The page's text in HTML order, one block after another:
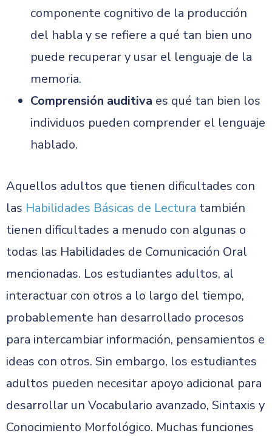
componente cognitivo de la producción
del habla y se refiere a qué tan bien uno
puede recuperar y usar el lenguaje de la
memoria.
Comprensión auditiva es qué tan bien los
individuos pueden comprender el lenguaje
hablado.
Aquellos adultos que tienen dificultades con
las Habilidades Básicas de Lectura también
tienen dificultades a menudo con algunas o
todas las Habilidades de Comunicación Oral
mencionadas. Los estudiantes adultos, al
interactuar con otros a lo largo del tiempo,
probablemente han desarrollado procesos
para intercambiar información, pensamientos e
ideas con otros. Sin embargo, los estudiantes
adultos pueden necesitar apoyo adicional para
desarrollar un Vocabulario avanzado, Sintaxis y
Conocimiento Morfológico. Muchas funciones